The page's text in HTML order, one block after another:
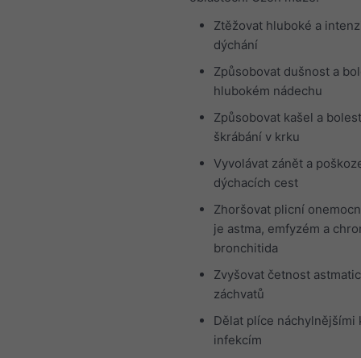
Ztěžovat hluboké a
dýchání
Způsobovat dušnost a
hlubokém nádechu
Způsobovat kašel a
škrábání v krku
Vyvolávat zánět a
dýchacích cest
Zhoršovat plicní
je astma, emfyzém a
bronchitida
Zvyšovat četnost
záchvatů
Dělat plíce náchylnějšími
infekcím